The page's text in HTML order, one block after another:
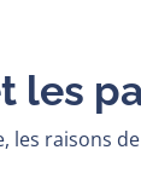
les
les raisons de